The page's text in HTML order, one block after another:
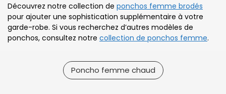
Découvrez notre collection de ponchos femme brodés
pour ajouter une sophistication supplémentaire à votre
garde-robe. Si vous recherchez d’autres modèles de
ponchos, consultez notre collection de ponchos femme.
Poncho femme chaud